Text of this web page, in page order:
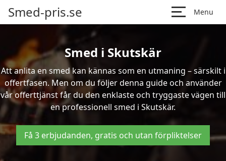
Smed-pris.se Menu
Smed i Skutskär
Att anlita en smed kan kännas som en utmaning – särskilt i
offertfasen. Men om du följer denna guide och använder
vår offerttjänst får du den enklaste och tryggaste vägen till
en professionell smed i Skutskär.
Få 3 erbjudanden, gratis och utan förpliktelser